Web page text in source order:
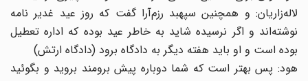
لاله‌زاریان: و همچنین سپهبد رزم‌آرا گفت که روز عید غدیر نامه
نوشته‌اند و اگر نرسیده شاید به خاطر عید بوده که اداره تعطیل
بوده است و او باید هفته دیگر به دادگاه برود (دادگاه ارتش)
هود: پس بهتر است که شما دوباره پیش برومند بروید و بگوئید